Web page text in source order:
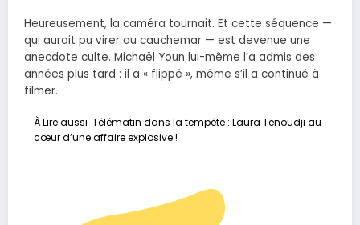
Heureusement, la caméra tournait. Et cette séquence —
qui aurait pu virer au cauchemar — est devenue une
anecdote culte. Michaël Youn lui-même l’a admis des
années plus tard : il a « flippé », même s’il a continué à
filmer.
À Lire aussi Télématin dans la tempête : Laura Tenoudji au
cœur d’une affaire explosive !